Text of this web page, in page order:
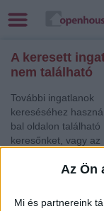
Az Ön
Mi és partnereink
A keresett
nem található
További ingatlanok
kereséséhez
bal oldalon található
keresőnket, vagy az
Garázs, Házrész,